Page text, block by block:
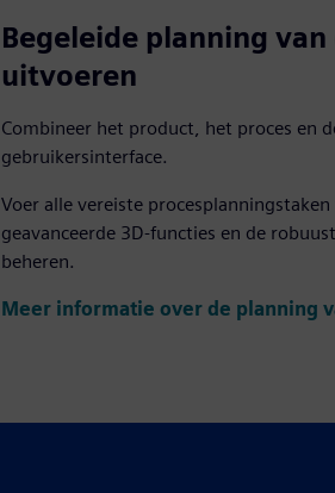
Begeleide planning
uitvoeren
Combineer het product, het proces en
gebruikersinterface.
Voer alle vereiste
geavanceerde 3D-functies en de
beheren.
Meer informatie over de planning